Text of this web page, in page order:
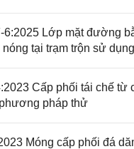
Lớp mặt đường
tại trạm trộn sử
Cấp phối tái chế
pháp thử
Móng cấp phối đá